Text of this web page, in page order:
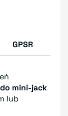
GPSR
mini-jack
lub